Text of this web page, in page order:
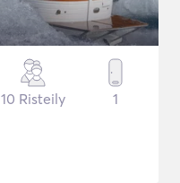
10 Risteily 1